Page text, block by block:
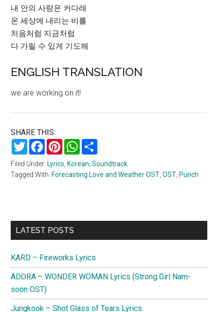
내 안의 사랑은 커다래
온 세상에 내리는 비를
처음처럼 지금처럼
다 가릴 수 있게 기도해
ENGLISH TRANSLATION
we are working on it!
SHARE THIS:
TwitterFacebookPinterestWhatsApp
Filed Under: Lyrics Korean ,Soundtrack
Tagged With: Forecasting Love and Weather OST ,OST Punch
Primary
LATEST POSTS
KARD – Fireworks Lyrics
ADORA – WONDER WOMAN Lyrics (Strong Girl Nam-
soon OST)
Jungkook – Shot Glass of Tears Lyrics